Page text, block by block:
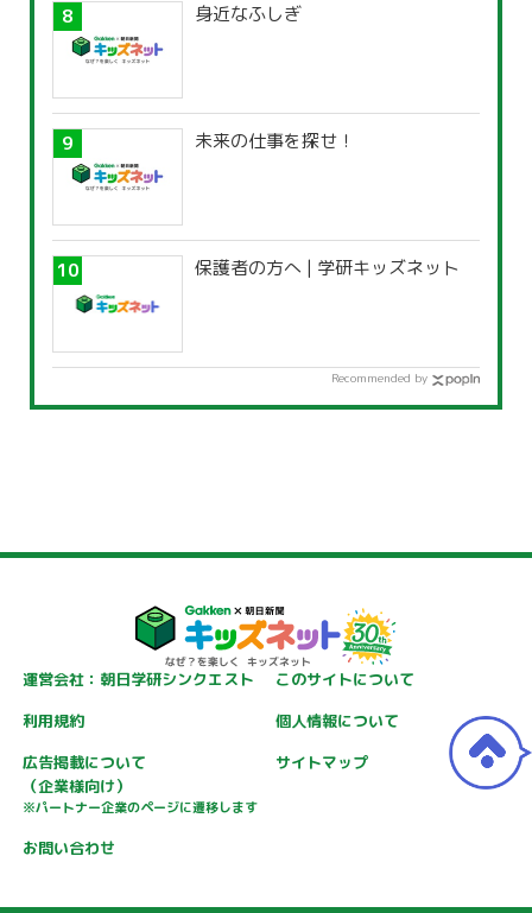
身近なふしぎ
未来の仕事を探せ！
保護者の方へ | 学研キッズネット
Recommended by
運営会社：朝日学研シンクエスト
このサイトについて
利用規約
個人情報について
広告掲載について
（企業様向け）
※パートナー企業のページに遷移します
サイトマップ
お問い合わせ